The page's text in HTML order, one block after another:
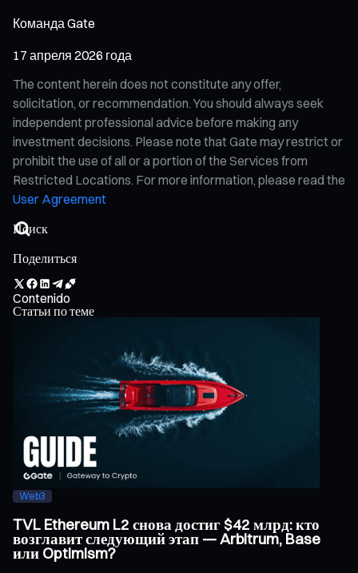
Команда Gate
17 апреля 2026 года
The content herein does not constitute any offer,
solicitation, or recommendation. You should always seek
independent professional advice before making any
investment decisions. Please note that Gate may restrict or
prohibit the use of all or a portion of the Services from
Restricted Locations. For more information, please read the
User Agreement
Поделиться
Contenido
Статьи по теме
Web3
TVL Ethereum L2 снова достиг $42 млрд: кто
возглавит следующий этап — Arbitrum, Base
или Optimism?